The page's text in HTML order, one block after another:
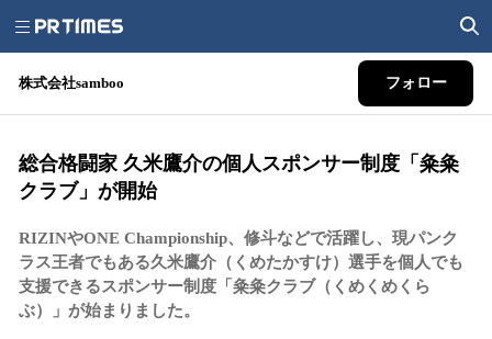
株式会社samboo フォロー
総合格闘家 久米鷹介の個人スポンサー制度「粂粂
クラブ」が開始
RIZINやONE Championship、修斗などで活躍し、現パンク
ラス王者でもある久米鷹介（くめたかすけ）選手を個人でも
支援できるスポンサー制度「粂粂クラブ（くめくめくら
ぶ）」が始まりました。